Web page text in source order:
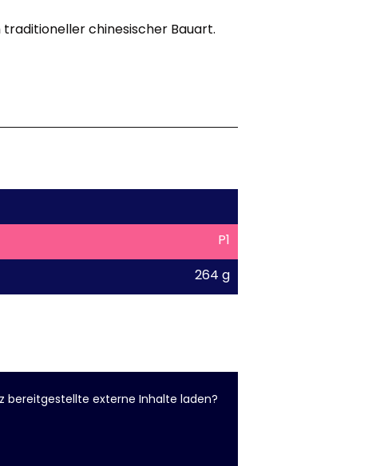
traditioneller chinesischer Bauart.
P1
264 g
bereitgestellte externe Inhalte laden?